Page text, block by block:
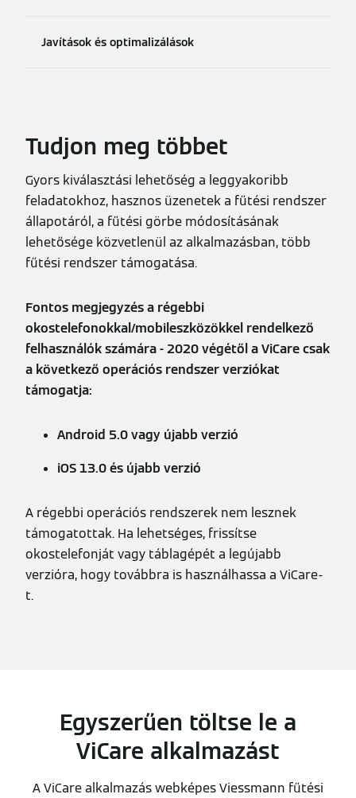
Javítások és optimalizálások
Tudjon meg többet
Gyors kiválasztási lehetőség a leggyakoribb
feladatokhoz, hasznos üzenetek a fűtési rendszer
állapotáról, a fűtési görbe módosításának
lehetősége közvetlenül az alkalmazásban, több
fűtési rendszer támogatása.
Fontos megjegyzés a régebbi
okostelefonokkal/mobileszközökkel rendelkező
felhasználók számára - 2020 végétől a ViCare csak
a következő operációs rendszer verziókat
támogatja:
Android 5.0 vagy újabb verzió
iOS 13.0 és újabb verzió
A régebbi operációs rendszerek nem lesznek
támogatottak. Ha lehetséges, frissítse
okostelefonját vagy táblagépét a legújabb
verzióra, hogy továbbra is használhassa a ViCare-
t.
Egyszerűen töltse le a
ViCare alkalmazást
A ViCare alkalmazás webképes Viessmann fűtési